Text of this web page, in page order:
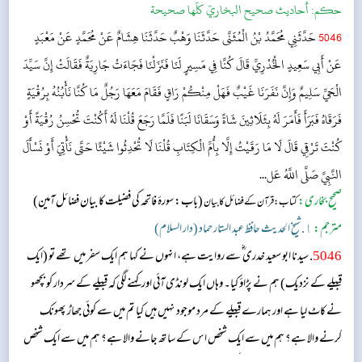
حکم:أحاديث صحيح البخاريّ كلّها صحيحة
5046حَدَّثَنِي مُحَمَّدُ بْنُ الْمُثَنَّى حَدَّثَنَا وَهْبٌ حَدَّثَنَا هِشَامٌ عَنْ مُحَمَّدٍ عَنْ مَعْبَدٍ
عَنْ أَبِي سَعِيدٍ الْخُدْرِيِّ قَالَ كُنَّا فِي مَسِيرٍ لَنَا فَنَزَلْنَا فَجَاءَتْ جَارِيَةٌ فَقَالَتْ إِنَّ سَيِّدَ
الْحَيِّ سَلِيمٌ وَإِنَّ نَفَرَنَا غَيْبٌ فَهَلْ مِنْكُمْ رَاقٍ فَقَامَ مَعَهَا رَجُلٌ مَا كُنَّا نَأْبُنُهُ بِرُقْيَةٍ
فَرَقَاهُ فَبَرَأَ فَأَمَرَ لَهُ بِثَلَاثِينَ شَاةً وَسَقَانَا لَبَنًا فَلَمَّا رَجَعَ قُلْنَا لَهُ أَكُنْتَ تُحْسِنُ رُقْيَةً أَوْ
كُنْتَ تَرْقِي قَالَ لَا مَا رَقَيْتُ إِلَّا بِأُمِّ الْكِتَابِ قُلْنَا لَا تُحْدِثُوا شَيْئًا حَتَّى نَأْتِيَ أَوْ نَسْأَلَ
النَّبِيَّ صَلَّى اللَّهُ عَل...
صحیح بخاری:کتاب: قرآن کے فضائل کا بیان(باب: سورۂ فاتحہ کی فضیلت کا بیان فضائل آمین)
مترجم: ١. شیخ الحدیث حافظ عبد الستار حماد (دار السلام)
5046 . سیدنا ابو سعید خدری ؓ سے روایت ہے، انہوں نے کہا ہم ایک سفر میں تھے تو (ایک
قبیلے کے نزدیک) ہم نے پڑاؤ کیا۔ وہاں ایک لونڈی آئی اور کہنے لگی کہ قبیلے کے سردار کو بچھو
نے کاٹ لیا ہے اور ہمارے قبیلے کے مرد موجود نہیں ہیں کیا تم میں سے کوئی جھاڑ پھونک
کرنے والا ہے؟ ہم میں سے ایک شخص اس کے ساتھ جانے والا ہے؟ ہم میں سے ایک شخص